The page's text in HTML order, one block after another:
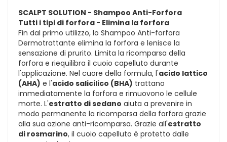
SCALPT SOLUTION - Shampoo Anti-Forfora
Tutti i tipi di forfora - Elimina la forfora
Fin dal primo utilizzo, lo Shampoo Anti-forfora
Dermotrattante elimina la forfora e lenisce la
sensazione di prurito. Limita la ricomparsa della
forfora e riequilibra il cuoio capelluto durante
l'applicazione. Nel cuore della formula, l'acido lattico
(AHA) e l'acido salicilico (BHA) trattano
immediatamente la forfora e rimuovono le cellule
morte. L'estratto di sedano aiuta a prevenire in
modo permanente la ricomparsa della forfora grazie
alla sua azione anti-ricomparsa. Grazie all'estratto
di rosmarino, il cuoio capelluto è protetto dalle